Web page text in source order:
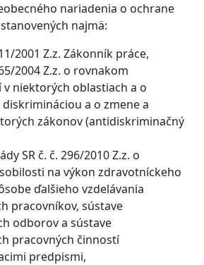
nariadenia o ochrane
najmä:
2001 Z.z. Zákonník práce,
2004 Z.z. o rovnakom
v niektorých oblastiach a o
a o zmene a
zákonov (antidiskriminačný
SR č. č. 296/2010 Z.z. o
na výkon zdravotníckeho
ďalšieho vzdelávania
pracovníkov, sústave
odborov a sústave
pracovných činností
predpismi,